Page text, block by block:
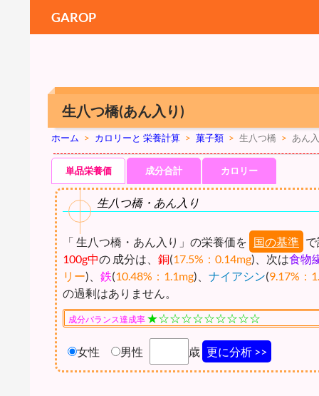
GAROP
生八つ橋(あん入り)
ホーム > カロリーと 栄養計算 > 菓子類 > 生八つ橋 > あん
単品栄養価 成分合計 カロリー
生八つ橋・あん入り
「 生八つ橋・あん入り」の栄養価を 国の基準
100g中の 成分は、 銅(17.5%：0.14mg)、次は食物
リー)、 鉄(10.48%：1.1mg)、 ナイアシン(9.17%：
の過剰はありません。
成分バランス達成率 ★☆☆☆☆☆☆☆☆☆
女性 男性 歳 更に分析 >>